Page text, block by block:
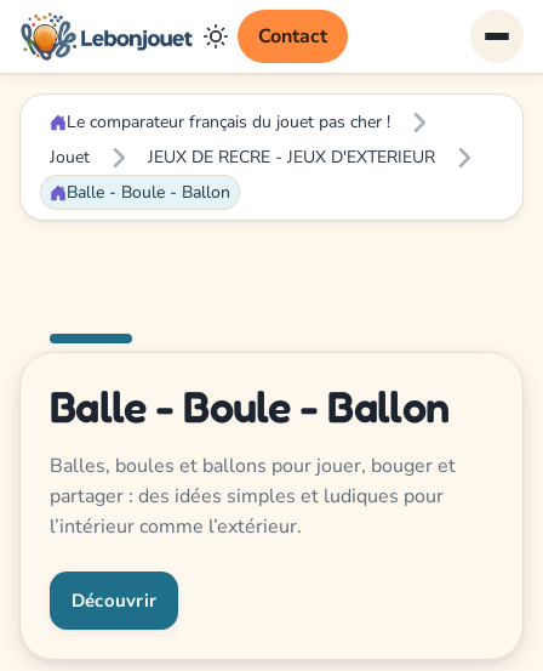
Contact
Le comparateur français du jouet pas cher !
Jouet
JEUX DE RECRE - JEUX D'EXTERIEUR
Balle - Boule - Ballon
Balle - Boule - Ballon
Balles, boules et ballons pour jouer, bouger et
partager : des idées simples et ludiques pour
l’intérieur comme l’extérieur.
Découvrir